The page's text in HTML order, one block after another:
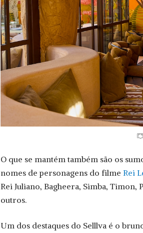
O que se mantém também são os
nomes de personagens do filme Rei
Rei Juliano, Bagheera, Simba, Timon,
outros.
Um dos destaques do Selllva é o